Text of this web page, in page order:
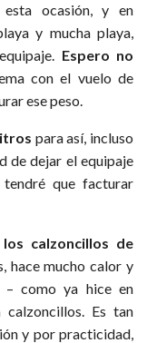
esta ocasión, y en
y mucha playa,
Espero no
con el vuelo de
ese peso.
para así, incluso
de dejar el equipaje
que facturar
calzoncillos de
hace mucho calor y
– como ya hice en
Es tan
y por practicidad,